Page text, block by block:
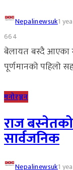
Nepalinewsuk1
664
बेलायत बस्दै आएका
पूर्णमानको पहिलो
मनोरञ्जन
राज बस्नेतको
सार्वजनिक
Nepalinewsuk1